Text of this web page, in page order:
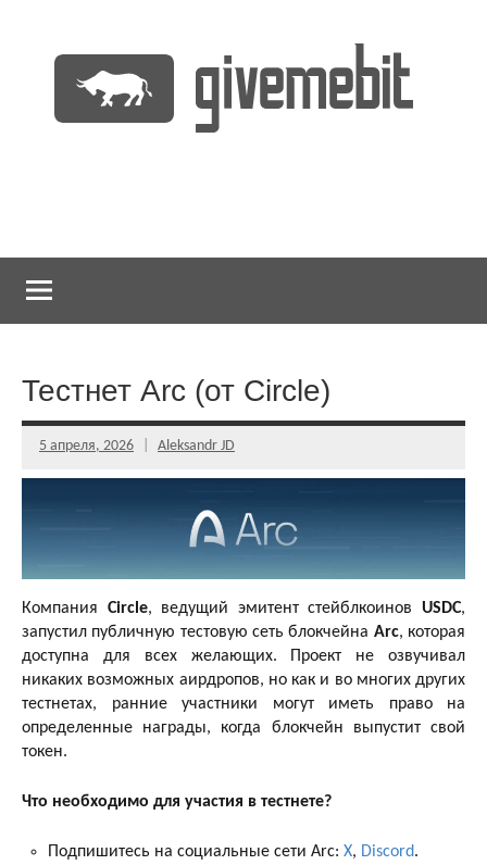
содержимому
Тестнет Arc (от Circle)
5 апреля, 2026 Aleksandr JD
Компания Circle, ведущий эмитент стейблкоиновUSDC,
запустил публичную тестовую сеть блокчейна Arc, которая
доступна для всех желающих. Проект не озвучивал
никаких возможных аирдропов, но как и во многих других
тестнетах, ранние участники могут иметь право на
определенные награды, когда блокчейн выпустит свой
токен.
Что необходимо для участия в тестнете?
Подпишитесь на социальные сети Arc: X, Discord.